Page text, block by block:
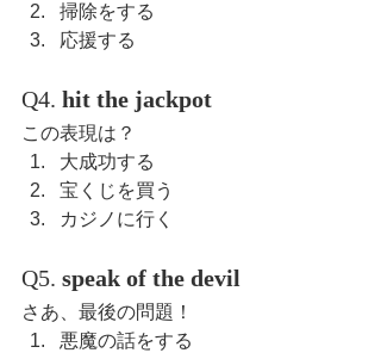
掃除をする
応援する
Q4. hit the jackpot
この表現は？
大成功する
宝くじを買う
カジノに行く
Q5. speak of the devil
さあ、最後の問題！
悪魔の話をする